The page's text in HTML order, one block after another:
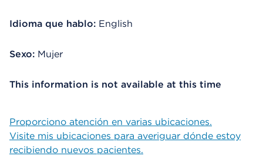
Idioma que hablo: English
Sexo: Mujer
This information is not available at this time
Proporciono atención en varias ubicaciones.
Visite mis ubicaciones para averiguar dónde estoy
recibiendo nuevos pacientes.